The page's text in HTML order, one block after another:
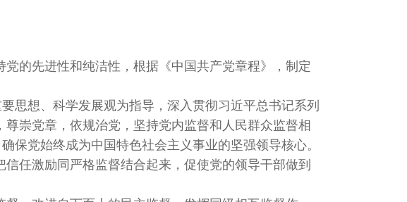
的先进性和纯洁性，根据《中国共产党章程》，制定
思想、科学发展观为指导，深入贯彻习近平总书记系列
尊崇党章，依规治党，坚持党内监督和人民群众监督相
保党始终成为中国特色社会主义事业的坚强领导核心。
任激励同严格监督结合起来，促使党的领导干部做到